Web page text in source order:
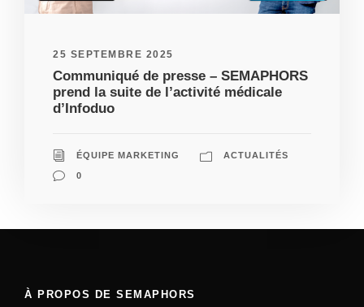
25 SEPTEMBRE 2025
Communiqué de presse – SEMAPHORS
prend la suite de l’activité médicale
d’Infoduo
ÉQUIPE MARKETING ACTUALITÉS
0
À PROPOS DE SEMAPHORS